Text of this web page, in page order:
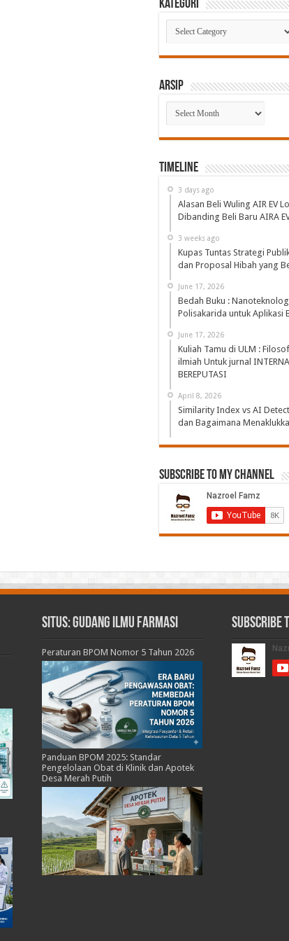
Kategori
Kategori
Arsip
Arsip
Timeline
3 days ago
Alasan Beli Wuling AIR EV
Dibanding Beli Baru AIRA
3 weeks ago
Kupas Tuntas Strategi
dan Proposal Hibah yang
June 17, 2026
Bedah Buku :
Polisakarida untuk Aplikasi
June 17, 2026
Kuliah Tamu di ULM :
ilmiah Untuk jurnal
BEREPUTASI
April 8, 2026
Similarity Index vs AI
dan Bagaimana
Subscribe to My Channel
Situs: Gudang Ilmu Farmasi
Peraturan BPOM Nomor 5 Tahun 2026
Panduan BPOM 2025: Standar
Pengelolaan Obat di Klinik dan Apotek
Desa Merah Putih
Subscribe